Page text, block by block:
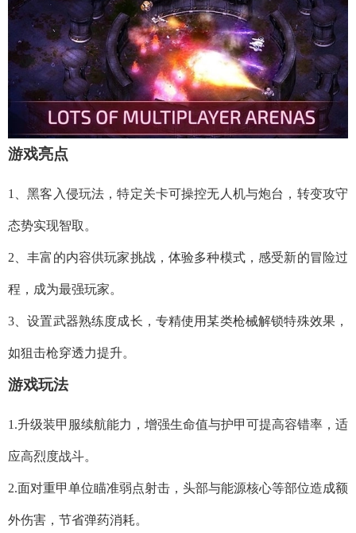
游戏亮点
1、黑客入侵玩法，特定关卡可操控无人机与炮台，转变攻守
态势实现智取。
2、丰富的内容供玩家挑战，体验多种模式，感受新的冒险过
程，成为最强玩家。
3、设置武器熟练度成长，专精使用某类枪械解锁特殊效果，
如狙击枪穿透力提升。
游戏玩法
1.升级装甲服续航能力，增强生命值与护甲可提高容错率，适
应高烈度战斗。
2.面对重甲单位瞄准弱点射击，头部与能源核心等部位造成额
外伤害，节省弹药消耗。